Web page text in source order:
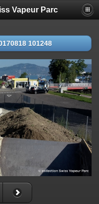
Vapeur Parc
101248